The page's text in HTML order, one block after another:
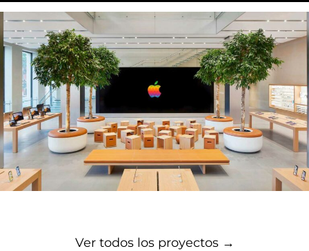
Ver todos los proyectos →